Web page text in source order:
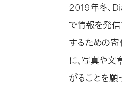
2019年冬、
で情報を発信
するための寄
に、写真や
がることを願